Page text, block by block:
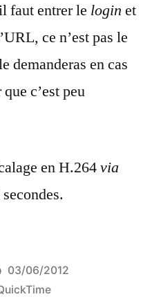
faut entrer le login et
ce n’est pas le
demanderas en cas
c’est peu
en H.264via
03/06/2012
: